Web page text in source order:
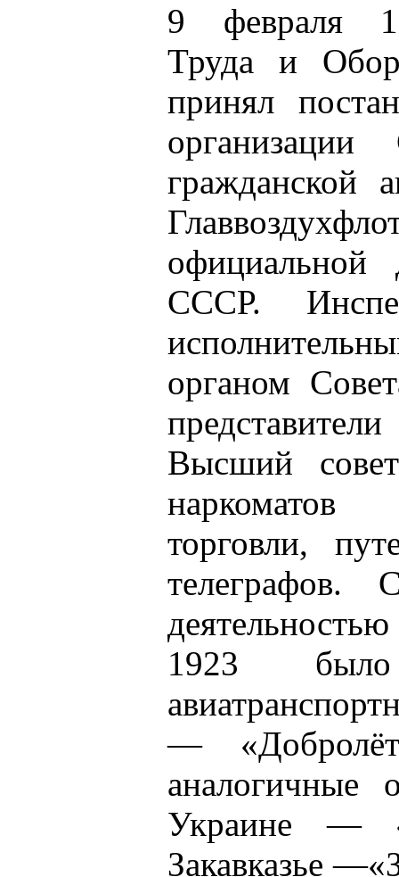
9 февраля
Труда и
принял
гражданской
СССР.
органом
Высший
торговли,
телеграфов.
1923
—
аналогичные
Украине —
Закавказье